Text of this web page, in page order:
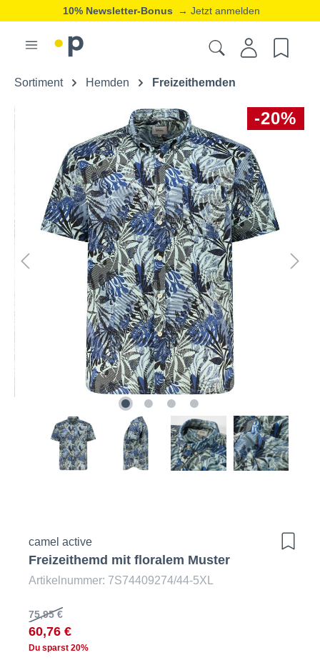
10% Newsletter-Bonus → Jetzt anmelden
Sortiment Hemden Freizeithemden
-20%
camel active
Freizeithemd mit floralem Muster
Artikelnummer: 7S74409274/44-5XL
75,95 €
60,76 €
Du sparst 20%